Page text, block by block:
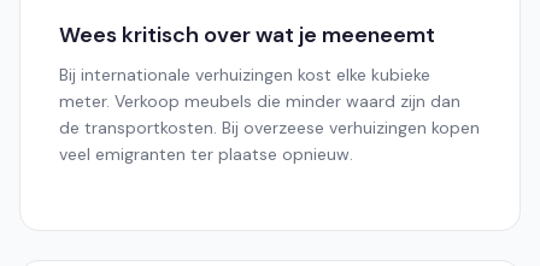
Wees kritisch over wat je meeneemt
Bij internationale verhuizingen kost elke kubieke
meter. Verkoop meubels die minder waard zijn dan
de transportkosten. Bij overzeese verhuizingen kopen
veel emigranten ter plaatse opnieuw.